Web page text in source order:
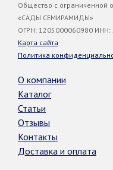
Общество с ограниченной
«САДЫ СЕМИРАМИДЫ»
ОГРН: 1205000060980 ИНН:
Карта сайта
Политика
О компании
Каталог
Статьи
Отзывы
Контакты
Доставка и оплата